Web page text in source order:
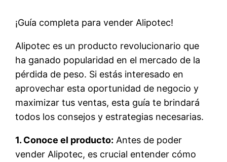
¡Guía completa para vender Alipotec!
Alipotec es un producto revolucionario que
ha ganado popularidad en el mercado de la
pérdida de peso. Si estás interesado en
aprovechar esta oportunidad de negocio y
maximizar tus ventas, esta guía te brindará
todos los consejos y estrategias necesarias.
1. Conoce el producto: Antes de poder
vender Alipotec, es crucial entender cómo